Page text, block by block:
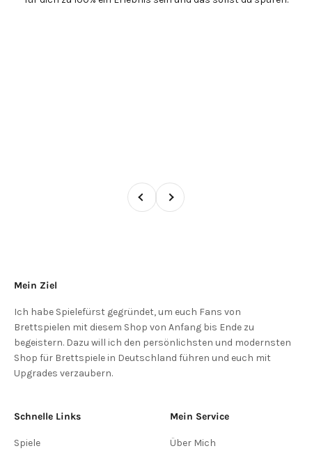
ZurückVor
Mein Ziel
Ich habe Spielefürst gegründet, um euch Fans von
Brettspielen mit diesem Shop von Anfang bis Ende zu
begeistern. Dazu will ich den persönlichsten und modernsten
Shop für Brettspiele in Deutschland führen und euch mit
Upgrades verzaubern.
Schnelle Links
Spiele
Mein Service
Über Mich